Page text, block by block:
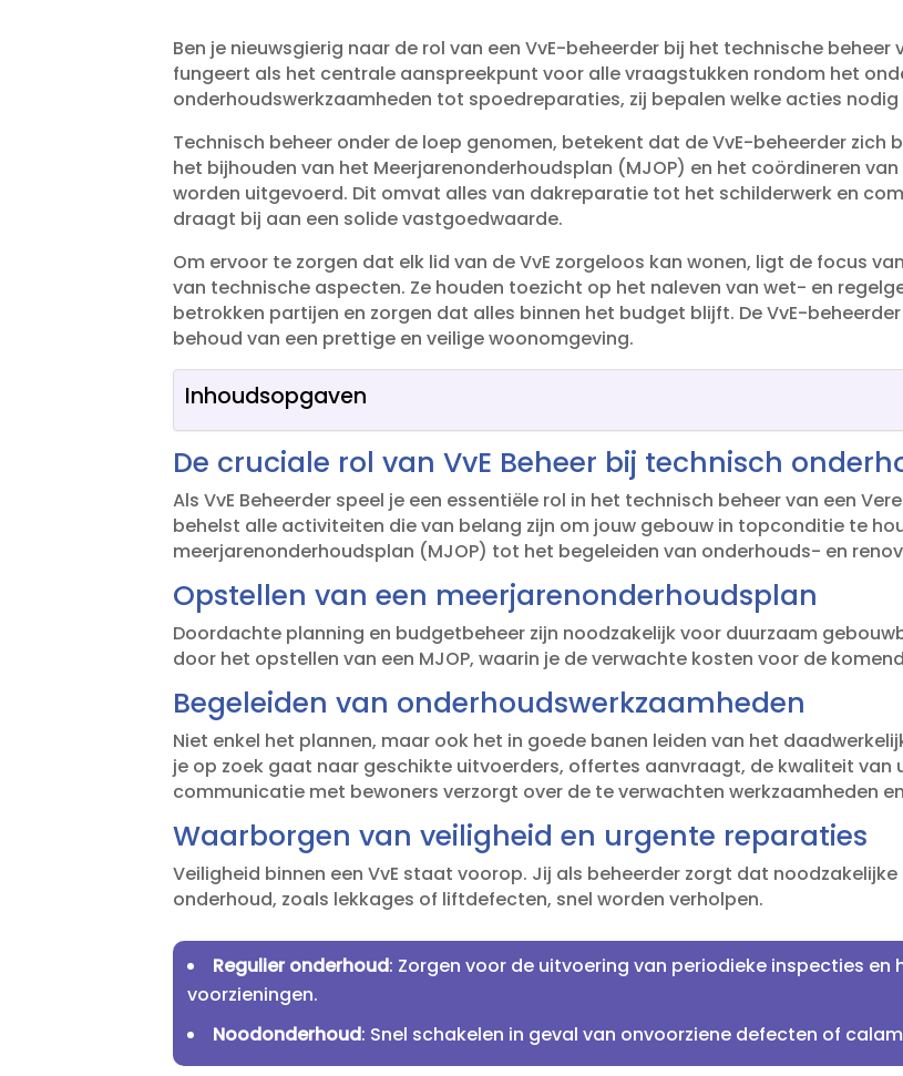
Ben je nieuwsgierig naar de rol van een VvE-beheerder bij het technische beheer
fungeert als het centrale aanspreekpunt voor alle vraagstukken rondom het
onderhoudswerkzaamheden tot spoedreparaties, zij bepalen welke acties
Technisch beheer onder de loep genomen, betekent dat de VvE-beheerder zich
het bijhouden van het Meerjarenonderhoudsplan (MJOP) en het coördineren
worden uitgevoerd.​ Dit omvat alles van dakreparatie tot het schilderwerk en
draagt bij aan een solide vastgoedwaarde.​
Om ervoor te zorgen dat elk lid van de VvE zorgeloos kan wonen, ligt de focus
van technische aspecten.​ Ze houden toezicht op het naleven van wet- en
betrokken partijen en zorgen dat alles binnen het budget blijft.​ De VvE-
behoud van een prettige en veilige woonomgeving.​
Inhoudsopgaven
De cruciale rol van VvE Beheer bij technisch
Als VvE Beheerder speel je een essentiële rol in het technisch beheer van een
behelst alle activiteiten die van belang zijn om jouw gebouw in topconditie te
meerjarenonderhoudsplan (MJOP) tot het begeleiden van onderhouds- en
Opstellen van een meerjarenonderhoudsplan
Doordachte planning en budgetbeheer zijn noodzakelijk voor duurzaam
door het opstellen van een MJOP, waarin je de verwachte kosten voor de
Begeleiden van onderhoudswerkzaamheden
Niet enkel het plannen, maar ook het in goede banen leiden van het
je op zoek gaat naar geschikte uitvoerders, offertes aanvraagt, de kwaliteit
communicatie met bewoners verzorgt over de te verwachten werkzaamheden
Waarborgen van veiligheid en urgente reparaties
Veiligheid binnen een VvE staat voorop.​ Jij als beheerder zorgt dat
onderhoud, zoals lekkages of liftdefecten, snel worden verholpen.​
Regulier onderhoud: Zorgen voor de uitvoering van periodieke inspecties
voorzieningen.​
Noodonderhoud: Snel schakelen in geval van onvoorziene defecten of